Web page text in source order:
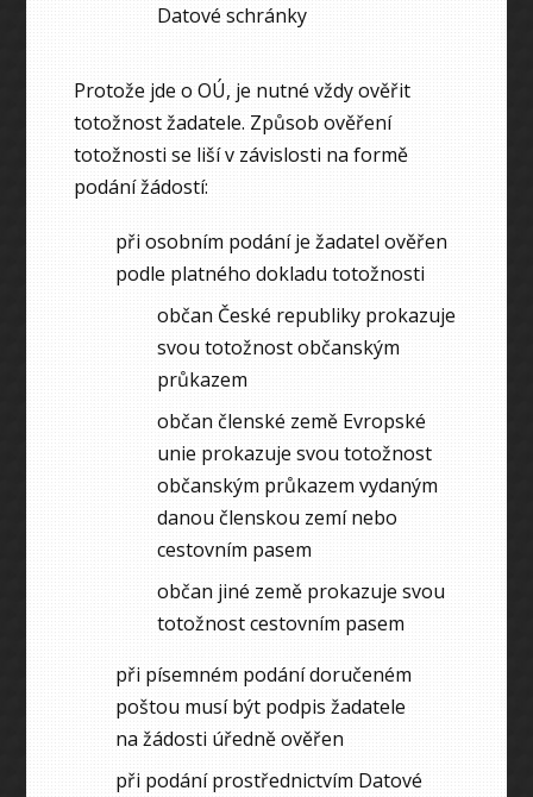
Datové schránky
Protože jde o OÚ, je nutné vždy ověřit
totožnost žadatele. Způsob ověření
totožnosti se liší v závislosti na formě
podání žádostí:
při osobním podání je žadatel ověřen
podle platného dokladu totožnosti
občan České republiky prokazuje
svou totožnost občanským
průkazem
občan členské země Evropské
unie prokazuje svou totožnost
občanským průkazem vydaným
danou členskou zemí nebo
cestovním pasem
občan jiné země prokazuje svou
totožnost cestovním pasem
při písemném podání doručeném
poštou musí být podpis žadatele
na žádosti úředně ověřen
při podání prostřednictvím Datové